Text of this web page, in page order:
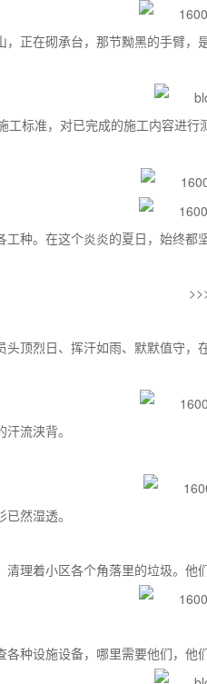
正在砌承台，那节黝黑的手臂
标准，对已完成的施工内容进行
种。在这个炎炎的夏日，始终都
顶烈日、挥汗如雨、默默值守
流浃背。
然湿透。
理着小区各个角落里的垃圾。他
种设施设备，哪里需要他们，